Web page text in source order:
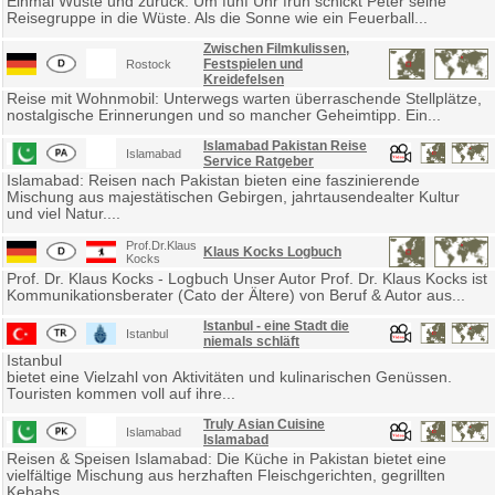
Reisegruppe in die Wüste. Als die Sonne wie ein Feuerball...
Rostock
Zwischen Filmkulissen,
Festspielen und
Kreidefelsen
Reise mit Wohnmobil: Unterwegs warten überraschende Stellplätze,
nostalgische Erinnerungen und so mancher Geheimtipp. Ein...
Islamabad
Islamabad Pakistan Reise
Service Ratgeber
Islamabad: Reisen nach Pakistan bieten eine faszinierende
Mischung aus majestätischen Gebirgen, jahrtausendealter Kultur
und viel Natur....
Prof.Dr.Klaus
Kocks
Klaus Kocks Logbuch
Prof. Dr. Klaus Kocks - Logbuch Unser Autor Prof. Dr. Klaus Kocks ist
Kommunikationsberater (Cato der Ältere) von Beruf & Autor aus...
Istanbul
Istanbul - eine Stadt die
niemals schläft
Istanbul
bietet eine Vielzahl von Aktivitäten und kulinarischen Genüssen.
Touristen kommen voll auf ihre...
Islamabad
Truly Asian Cuisine
Islamabad
Reisen & Speisen Islamabad: Die Küche in Pakistan bietet eine
vielfältige Mischung aus herzhaften Fleischgerichten, gegrillten